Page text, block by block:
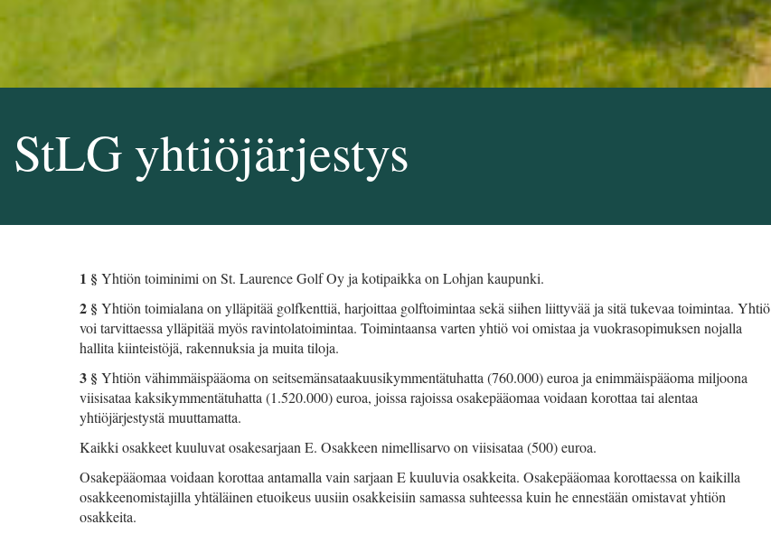
StLG yhtiöjärjestys
1 § Yhtiön toiminimi on St. Laurence Golf Oy ja kotipaikka on Lohjan kaupunki.
2 § Yhtiön toimialana on ylläpitää golfkenttiä, harjoittaa golftoimintaa sekä siihen liittyvää ja sitä tukevaa toimintaa. Yhtiö
voi tarvittaessa ylläpitää myös ravintolatoimintaa. Toimintaansa varten yhtiö voi omistaa ja vuokrasopimuksen nojalla
hallita kiinteistöjä, rakennuksia ja muita tiloja.
3 § Yhtiön vähimmäispääoma on seitsemänsataakuusikymmentätuhatta (760.000) euroa ja enimmäispääoma miljoona
viisisataa kaksikymmentätuhatta (1.520.000) euroa, joissa rajoissa osakepääomaa voidaan korottaa tai alentaa
yhtiöjärjestystä muuttamatta.
Kaikki osakkeet kuuluvat osakesarjaan E. Osakkeen nimellisarvo on viisisataa (500) euroa.
Osakepääomaa voidaan korottaa antamalla vain sarjaan E kuuluvia osakkeita. Osakepääomaa korottaessa on kaikilla
osakkeenomistajilla yhtäläinen etuoikeus uusiin osakkeisiin samassa suhteessa kuin he ennestään omistavat yhtiön
osakkeita.